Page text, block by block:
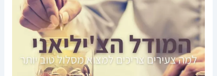
ולמה
צעירים
צריכים
לבחור
מסלול
טוב